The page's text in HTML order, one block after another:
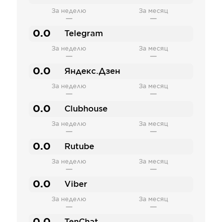
За неделю
—
За месяц
—
0.0 Telegram
За неделю
—
За месяц
—
0.0 Яндекс.Дзен
За неделю
—
За месяц
—
0.0 Clubhouse
За неделю
—
За месяц
—
0.0 Rutube
За неделю
—
За месяц
—
0.0 Viber
За неделю
—
За месяц
—